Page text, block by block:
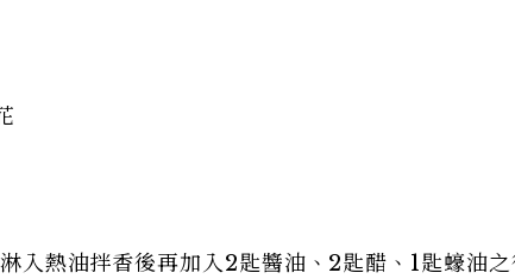
入熱油拌香後再加入2匙醬油、2匙醋、1匙蠔油